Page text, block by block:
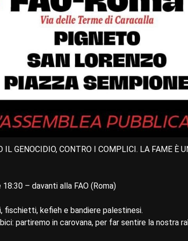
IL GENOCIDIO, CONTRO I COMPLICI. LA FAME È
– davanti alla FAO (Roma)
fischietti, kefieh e bandiere palestinesi.
partiremo in carovana, per far sentire la nostra